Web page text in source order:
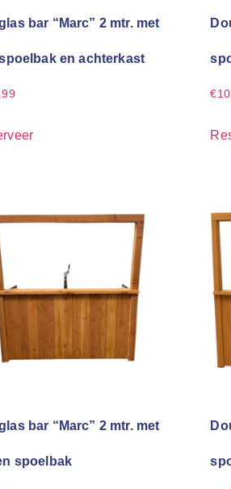
bar “Marc” 2 mtr. met
en achterkast
€
bar “Marc” 2 mtr. met
spoelbak